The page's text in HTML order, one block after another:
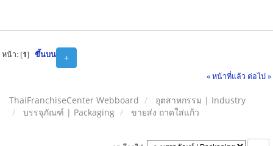
+
หน้า: [1] ขึ้นบน
« หน้าที่แล้ว ต่อไป »
ThaiFranchiseCenter Webboard
อุตสาหกรรม | Industry
บรรจุภัณฑ์ | Packaging
ขายส่ง ถาดใส่แก้ว